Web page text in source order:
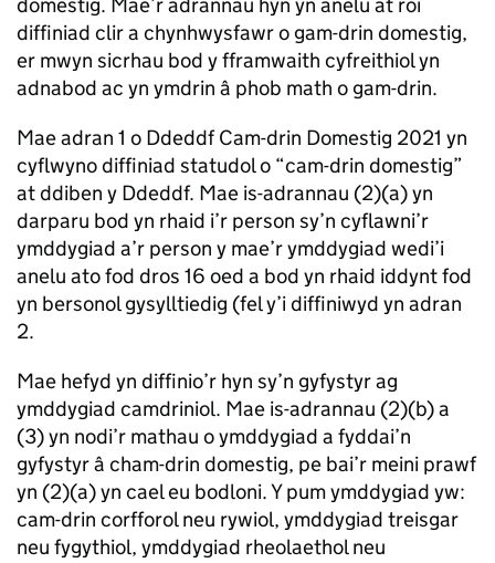
diffiniad clir a chynhwysfawr o gam-drin domestig,
er mwyn sicrhau bod y fframwaith cyfreithiol yn
adnabod ac yn ymdrin â phob math o gam-drin.
Mae adran 1 o Ddeddf Cam-drin Domestig 2021 yn
cyflwyno diffiniad statudol o “cam-drin domestig”
at ddiben y Ddeddf. Mae is-adrannau (2)(a) yn
darparu bod yn rhaid i’r person sy’n cyflawni’r
ymddygiad a’r person y mae’r ymddygiad wedi’i
anelu ato fod dros 16 oed a bod yn rhaid iddynt fod
yn bersonol gysylltiedig (fel y’i diffiniwyd yn adran
2.
Mae hefyd yn diffinio’r hyn sy’n gyfystyr ag
ymddygiad camdriniol. Mae is-adrannau (2)(b) a
(3) yn nodi’r mathau o ymddygiad a fyddai’n
gyfystyr â cham-drin domestig, pe bai’r meini prawf
yn (2)(a) yn cael eu bodloni. Y pum ymddygiad yw:
cam-drin corfforol neu rywiol, ymddygiad treisgar
neu fygythiol, ymddygiad rheolaethol neu